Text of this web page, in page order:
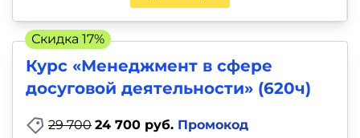
Курс «Менеджмент в сфере
досуговой деятельности» (620ч)
29 700 24 700 руб. Промокод
Скидка 17%